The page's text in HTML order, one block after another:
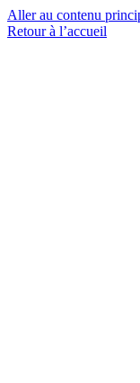
Aller au contenu
Retour à l’accueil